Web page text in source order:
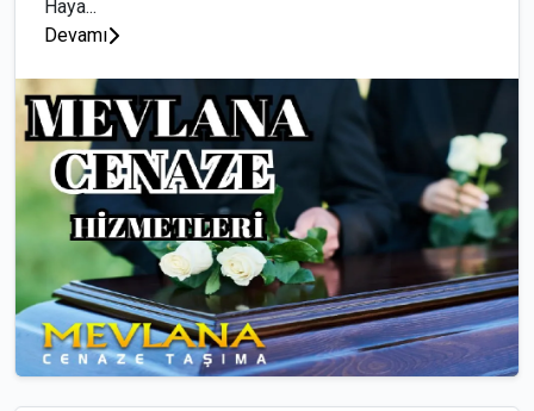
Haya...
Devamı